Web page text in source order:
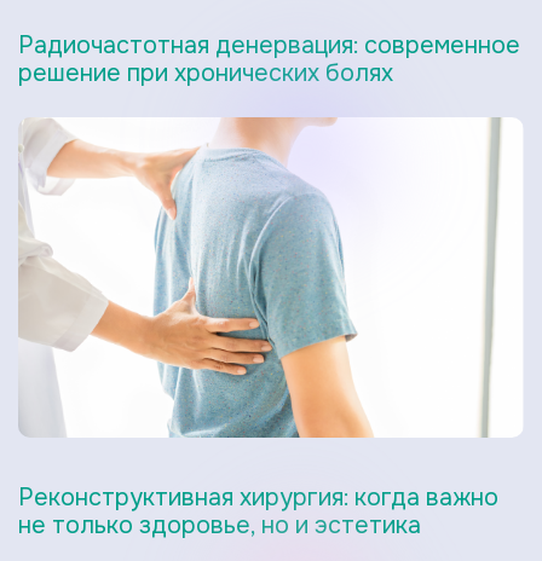
Радиочастотная денервация: современное
решение при хронических болях
Реконструктивная хирургия: когда важно
не только здоровье, но и эстетика